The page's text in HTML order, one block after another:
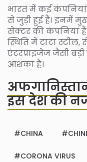
भारत में कई कंपनियां
से जुड़ी हुई हैं। इनमें
सेक्टर की कंपनियां
स्थिति में टाटा
एंटरप्राइजेज जैसी
आशंका है।
इस देश की
CHINA
CORONA VIRUS